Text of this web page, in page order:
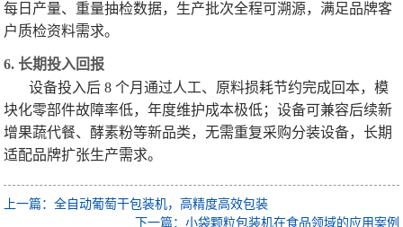
每日产量、重量抽检数据，生产批次全程可溯源，满足品牌客
户质检资料需求。
6. 长期投入回报
设备投入后 8 个月通过人工、原料损耗节约完成回本，模
块化零部件故障率低，年度维护成本极低；设备可兼容后续新
增果蔬代餐、酵素粉等新品类，无需重复采购分装设备，长期
适配品牌扩张生产需求。
上一篇：全自动葡萄干包装机，高精度高效包装
下一篇：小袋颗粒包装机在食品领域的应用案例